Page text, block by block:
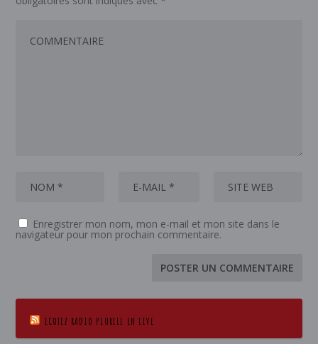
Enregistrer mon nom, mon e-mail et mon site dans le
navigateur pour mon prochain commentaire.
ECOTEZ RADIO PLURIEL EN LIVE